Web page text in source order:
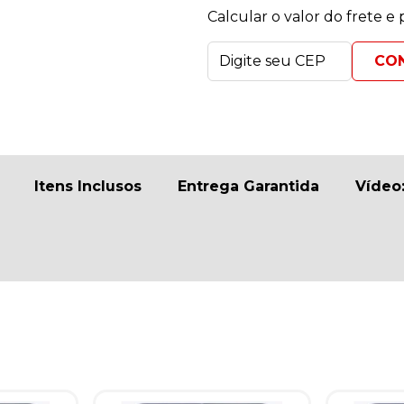
Calcular o valor do frete e
Itens Inclusos Entrega Garantida